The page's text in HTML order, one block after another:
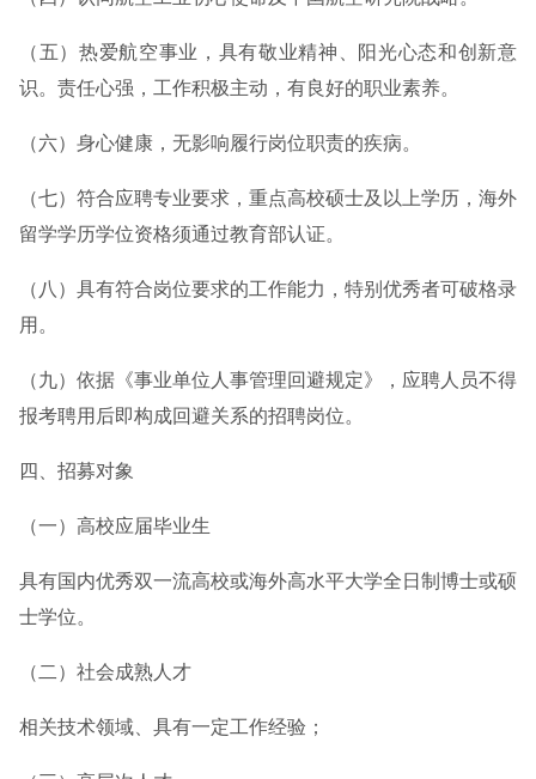
（五）热爱航空事业，具有敬业精神、阳光心态和创新意
识。责任心强，工作积极主动，有良好的职业素养。
（六）身心健康，无影响履行岗位职责的疾病。
（七）符合应聘专业要求，重点高校硕士及以上学历，海外
留学学历学位资格须通过教育部认证。
（八）具有符合岗位要求的工作能力，特别优秀者可破格录
用。
（九）依据《事业单位人事管理回避规定》，应聘人员不得
报考聘用后即构成回避关系的招聘岗位。
四、招募对象
（一）高校应届毕业生
具有国内优秀双一流高校或海外高水平大学全日制博士或硕
士学位。
（二）社会成熟人才
相关技术领域、具有一定工作经验；